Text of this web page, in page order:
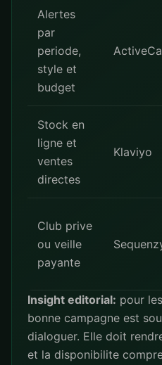
Alertes
par
periode,
style et
budget
Stock en
ligne et
ventes
directes
Klaviyo
Club prive
ou veille
payante
Insight editorial: pour
bonne campagne est
dialoguer. Elle doit
et la disponibilite